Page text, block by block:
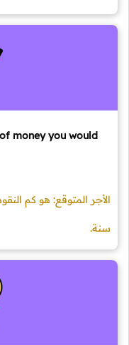
money you would
الأجر المتوقع: هو كم
سنة.